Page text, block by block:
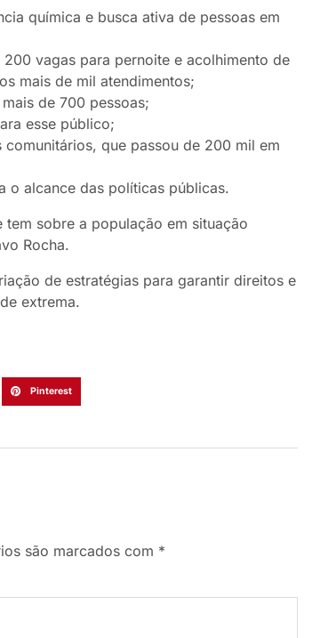
química e busca ativa de pessoas em
vagas para pernoite e acolhimento de
mais de mil atendimentos;
de 700 pessoas;
esse público;
comunitários, que passou de 200 mil em
o alcance das políticas públicas.
tem sobre a população em situação
Rocha.
de estratégias para garantir direitos e
extrema.
Pinterest
são marcados com *